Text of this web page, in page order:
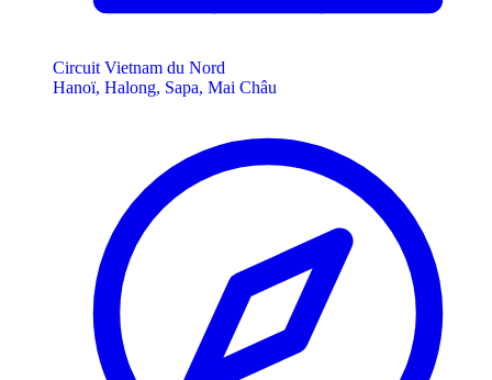
Circuit Vietnam du Nord
Hanoï, Halong, Sapa, Mai Châu